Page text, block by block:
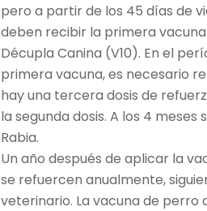
pero a partir de los 45 días de
deben recibir la primera
Décupla Canina (V10). En el
primera vacuna, es necesario
hay una tercera dosis de
la segunda dosis. A los 4
Rabia.
Un año después de aplicar la
se refuercen anualmente,
veterinario. La vacuna de perro